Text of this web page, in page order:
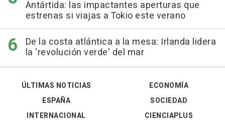
Antártida: las impactantes aperturas que
estrenas si viajas a Tokio este verano
De la costa atlántica a la mesa: Irlanda lidera
la 'revolución verde' del mar
ÚLTIMAS NOTICIAS
ESPAÑA
INTERNACIONAL
ECONOMÍA
SOCIEDAD
CIENCIAPLUS